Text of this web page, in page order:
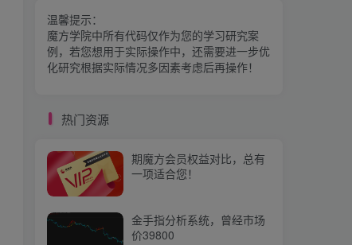
神奇九转指标
温馨提示：
魔方学院中所有代码仅作为您的学习研究案
例，若您想用于实际操作中，还需要进一步优
化研究根据实际情况多因素考虑后再操作！
热门资源
期魔方会员权益对比，总有
一项适合您！
金手指分析系统，曾经市场
价39800